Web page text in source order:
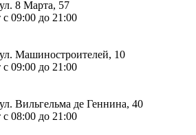
8 Марта, 57
с 09:00 до 21:00
Машиностроителей, 10
с 09:00 до 21:00
Вильгельма де Геннина, 40
с 08:00 до 21:00